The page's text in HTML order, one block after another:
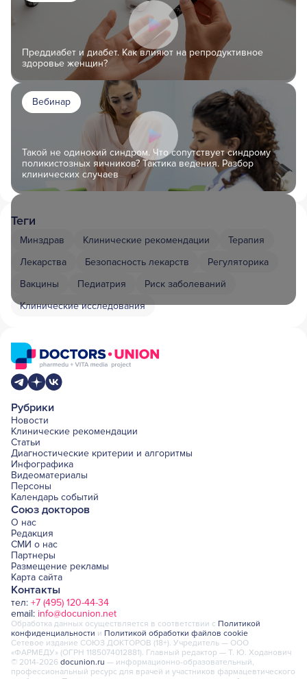
Преддиабет и диабет. Как влияют на репродуктивное
здоровье женщин?
Вебинар
Такой не одинокий синдром. Что сопутствует синдрому
поликистозных яичников? Тактика ведения. Разбор
клинических случаев
Теги
Минздрав Клинические рекомендации
Терапия
Лекарства
Безопасность лекарств
Регуляторика
Вакцины
Педиатрия
Риск заболеваний
Клинические исследования
Рубрики
Новости
Клинические рекомендации
Статьи
Диагностические критерии и алгоритмы
Инфографика
Видеоматериалы
Персоны
Календарь событий
Союз докторов
О нас
Редакция
СМИ о нас
Партнеры
Размещение рекламы
Карта сайта
Контакты
тел: +7 (495) 120-44-34
email: info@docunion.net
Обработка данных осуществляется в соответствии с Политикой
конфиденциальности и Политикой обработки файлов cookie
Сетевое издание СОЮЗ ДОКТОРОВ (18+). Учредитель — ООО
«ФАРМЕДУ» (ОГРН 1185074012881). Главный редактор — Т. Ю. Ходанович
© 2014-2026 docunion.ru — информационно-образовательный,
профессиональный ресурс для врачей и участников фармацевтического